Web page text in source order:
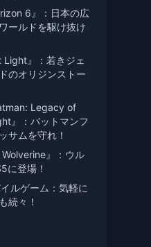
6』：日本の広
ールドを駆け抜け
』：若きジェ
のオリジンストー
Legacy of
』：バットマンフ
サムを守れ！
』：ウル
に登場！
ルゲーム：気軽に
続々！